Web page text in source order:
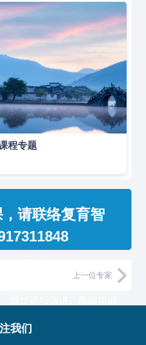
程专题
请联络复育智
汇聚国内外一流的经济、
维！
上一位专家
我们